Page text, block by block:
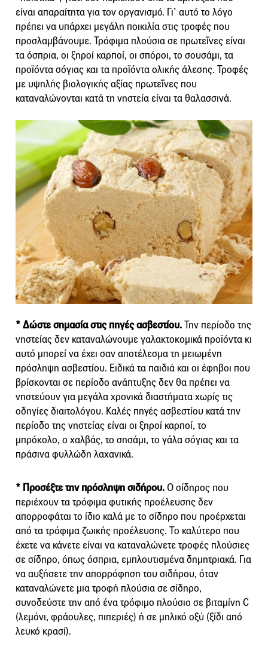
είναι απαραίτητα για τον οργανισμό. Γι’ αυτό το λόγο
πρέπει να υπάρχει μεγάλη ποικιλία στις τροφές που
προσλαμβάνουμε. Τρόφιμα πλούσια σε πρωτεΐνες είναι
τα όσπρια, οι ξηροί καρποί, οι σπόροι, το σουσάμι, τα
προϊόντα σόγιας και τα προϊόντα ολικής άλεσης. Τροφές
με υψηλής βιολογικής αξίας πρωτεΐνες που
καταναλώνονται κατά τη νηστεία είναι τα θαλασσινά.
* Δώστε σημασία στις πηγές ασβεστίου.Την περίοδο της
νηστείας δεν καταναλώνουμε γαλακτοκομικά προϊόντα κι
αυτό μπορεί να έχει σαν αποτέλεσμα τη μειωμένη
πρόσληψη ασβεστίου. Ειδικά τα παιδιά και οι έφηβοι που
βρίσκονται σε περίοδο ανάπτυξης δεν θα πρέπει να
νηστεύουν για μεγάλα χρονικά διαστήματα χωρίς τις
οδηγίες διαιτολόγου. Καλές πηγές ασβεστίου κατά την
περίοδο της νηστείας είναι οι ξηροί καρποί, το
μπρόκολο, ο χαλβάς, το σησάμι, το γάλα σόγιας και τα
πράσινα φυλλώδη λαχανικά.
* Προσέξτε την πρόσληψη σιδήρου.Ο σίδηρος που
περιέχουν τα τρόφιμα φυτικής προέλευσης δεν
απορροφάται το ίδιο καλά με το σίδηρο που προέρχεται
από τα τρόφιμα ζωικής προέλευσης. Το καλύτερο που
έχετε να κάνετε είναι να καταναλώνετε τροφές πλούσιες
σε σίδηρο, όπως όσπρια, εμπλουτισμένα δημητριακά. Για
να αυξήσετε την απορρόφηση του σιδήρου, όταν
καταναλώνετε μια τροφή πλούσια σε σίδηρο,
συνοδεύστε την από ένα τρόφιμο πλούσιο σε βιταμίνη C
(λεμόνι, φράουλες, πιπεριές) ή σε μηλικό οξύ (ξίδι από
λευκό κρασί).